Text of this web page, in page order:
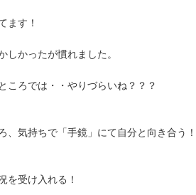
ます！
しかったが慣れました。
ころでは・・やりづらいね？？？
、気持ちで「手鏡」にて自分と向き合う！
を受け入れる！